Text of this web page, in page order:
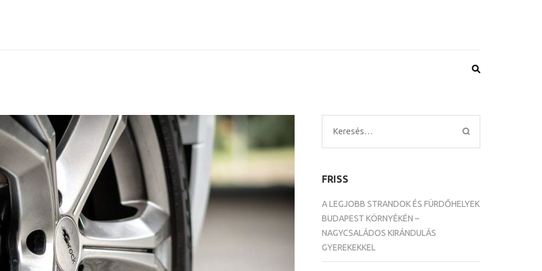
Keresés:
FRISS
A LEGJOBB STRANDOK ÉS FÜRDŐHELYEK
BUDAPEST KÖRNYÉKÉN –
NAGYCSALÁDOS KIRÁNDULÁS
GYEREKEKKEL